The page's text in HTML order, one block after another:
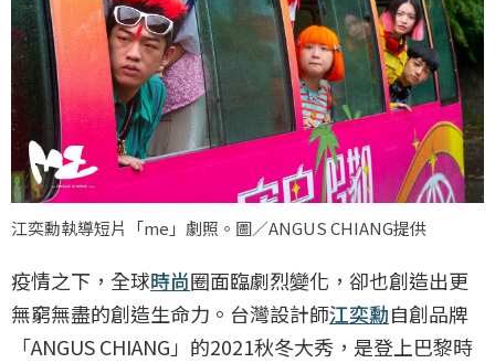
江奕勳執導短片「me」劇照。圖／ANGUS CHIANG提供
疫情之下，全球時尚圈面臨劇烈變化，卻也創造出更
無窮無盡的創造生命力。台灣設計師江奕勳自創品牌
「ANGUS CHIANG」的2021秋冬大秀，是登上巴黎時